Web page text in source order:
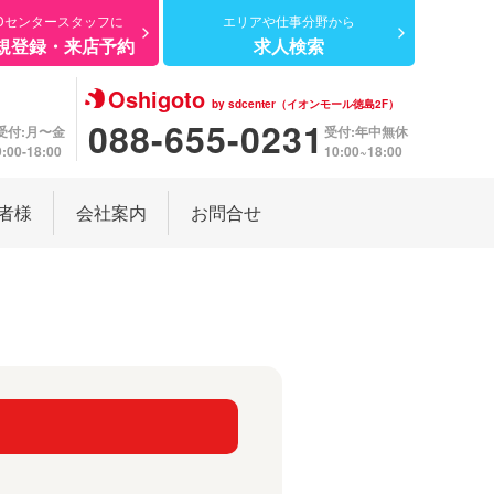
エリアや仕事分野から
求人検索
センタースタッフに
登録・来店予約
付:月〜金
18:00
Oshigotoby sdcenter（イオンモール徳島2F）
088-655-0231受付:年中無休
10:00~18:00
様 会社案内 お問合せ